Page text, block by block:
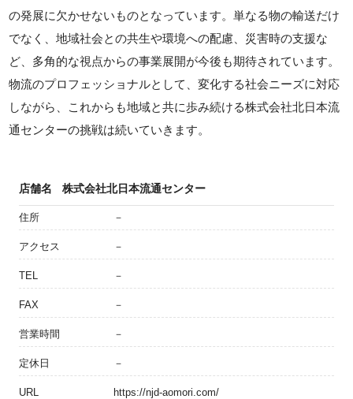
の発展に欠かせないものとなっています。単なる物の輸送だけ
でなく、地域社会との共生や環境への配慮、災害時の支援な
ど、多角的な視点からの事業展開が今後も期待されています。
物流のプロフェッショナルとして、変化する社会ニーズに対応
しながら、これからも地域と共に歩み続ける株式会社北日本流
通センターの挑戦は続いていきます。
店舗名 株式会社北日本流通センター
住所 －
アクセス －
TEL －
FAX －
営業時間 －
定休日 －
URL https://njd-aomori.com/